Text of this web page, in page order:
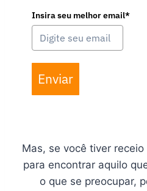
Insira seu melhor email*
Enviar
Mas, se você tiver
para encontrar aquilo
o que se preocupar,